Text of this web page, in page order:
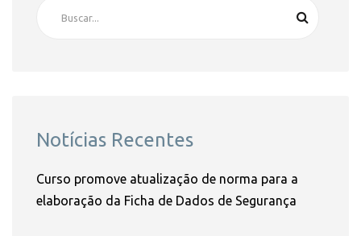
Notícias Recentes
Curso promove atualização de norma para a
elaboração da Ficha de Dados de Segurança